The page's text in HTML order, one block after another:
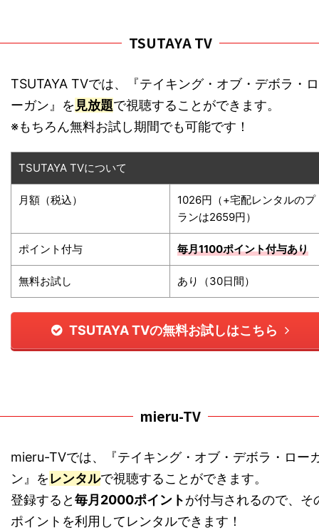
TSUTAYA TV
TSUTAYA TVでは、『テイキング・オブ・デボラ・ロ
ーガン』を 見放題で視聴することができます。
※もちろん無料お試し期間でも可能です！
TSUTAYA TVについて
月額（税込）
1026円（+宅配レンタルのプ
ランは2659円）
ポイント付与 毎月1100ポイント付与あり
無料お試し あり（30日間）
TSUTAYA TVの無料お試しはこちら
mieru-TV
mieru-TVでは、『テイキング・オブ・デボラ・ロー
ン』をレンタルで視聴することができます。
登録すると毎月2000ポイントが付与されるので、そ
ポイントを利用してレンタルできます！